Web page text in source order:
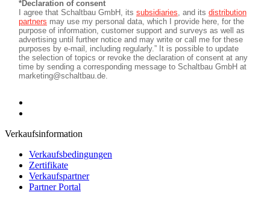
Verkaufsinformation
Verkaufsbedingungen
Zertifikate
Verkaufspartner
Partner Portal